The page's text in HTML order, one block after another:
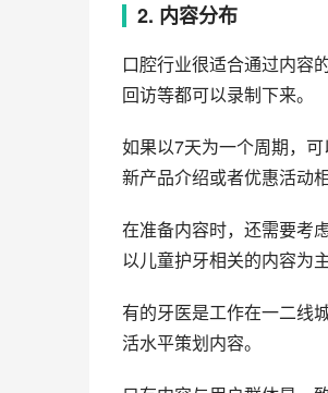
2. 内容分布
口腔行业很适合通过内容
回访等都可以录制下来。
如果以7天为一个周期，
新产品介绍或者优惠活动
在准备内容时，还需要考
以儿童护牙相关的内容为主
有的牙医是工作在一二线
活水平策划内容。